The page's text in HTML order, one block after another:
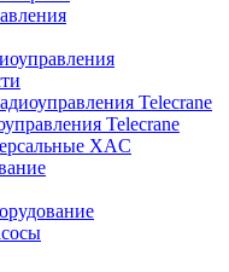
Telecrane
Telecrane
XAC